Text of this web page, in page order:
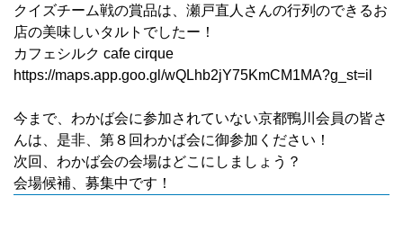
クイズチーム戦の賞品は、瀬戸直人さんの行列のできるお
店の美味しいタルトでしたー！
カフェシルク cafe cirque
https://maps.app.goo.gl/wQLhb2jY75KmCM1MA?g_st=il
今まで、わかば会に参加されていない京都鴨川会員の皆さ
んは、是非、第８回わかば会に御参加ください！
次回、わかば会の会場はどこにしましょう？
会場候補、募集中です！